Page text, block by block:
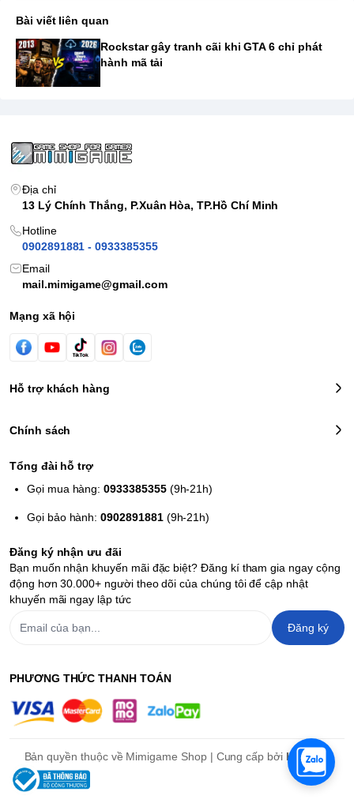
Bài viết liên quan
Rockstar gây tranh cãi khi GTA 6 chỉ phát
hành mã tải
Địa chỉ
13 Lý Chính Thắng, P.Xuân Hòa, TP.Hồ Chí Minh
Hotline
0902891881 - 0933385355
Email
mail.mimigame@gmail.com
Mạng xã hội
Hỗ trợ khách hàng
Chính sách
Tổng đài hỗ trợ
Gọi mua hàng:0933385355(9h-21h)
Gọi bảo hành:0902891881(9h-21h)
Đăng ký nhận ưu đãi
Bạn muốn nhận khuyến mãi đặc biệt? Đăng kí tham gia ngay cộng
động hơn 30.000+ người theo dõi của chúng tôi để cập nhật
khuyến mãi ngay lập tức
Đăng ký
PHƯƠNG THỨC THANH TOÁN
Bản quyền thuộc về Mimigame Shop | Cung cấp bởi Haravan